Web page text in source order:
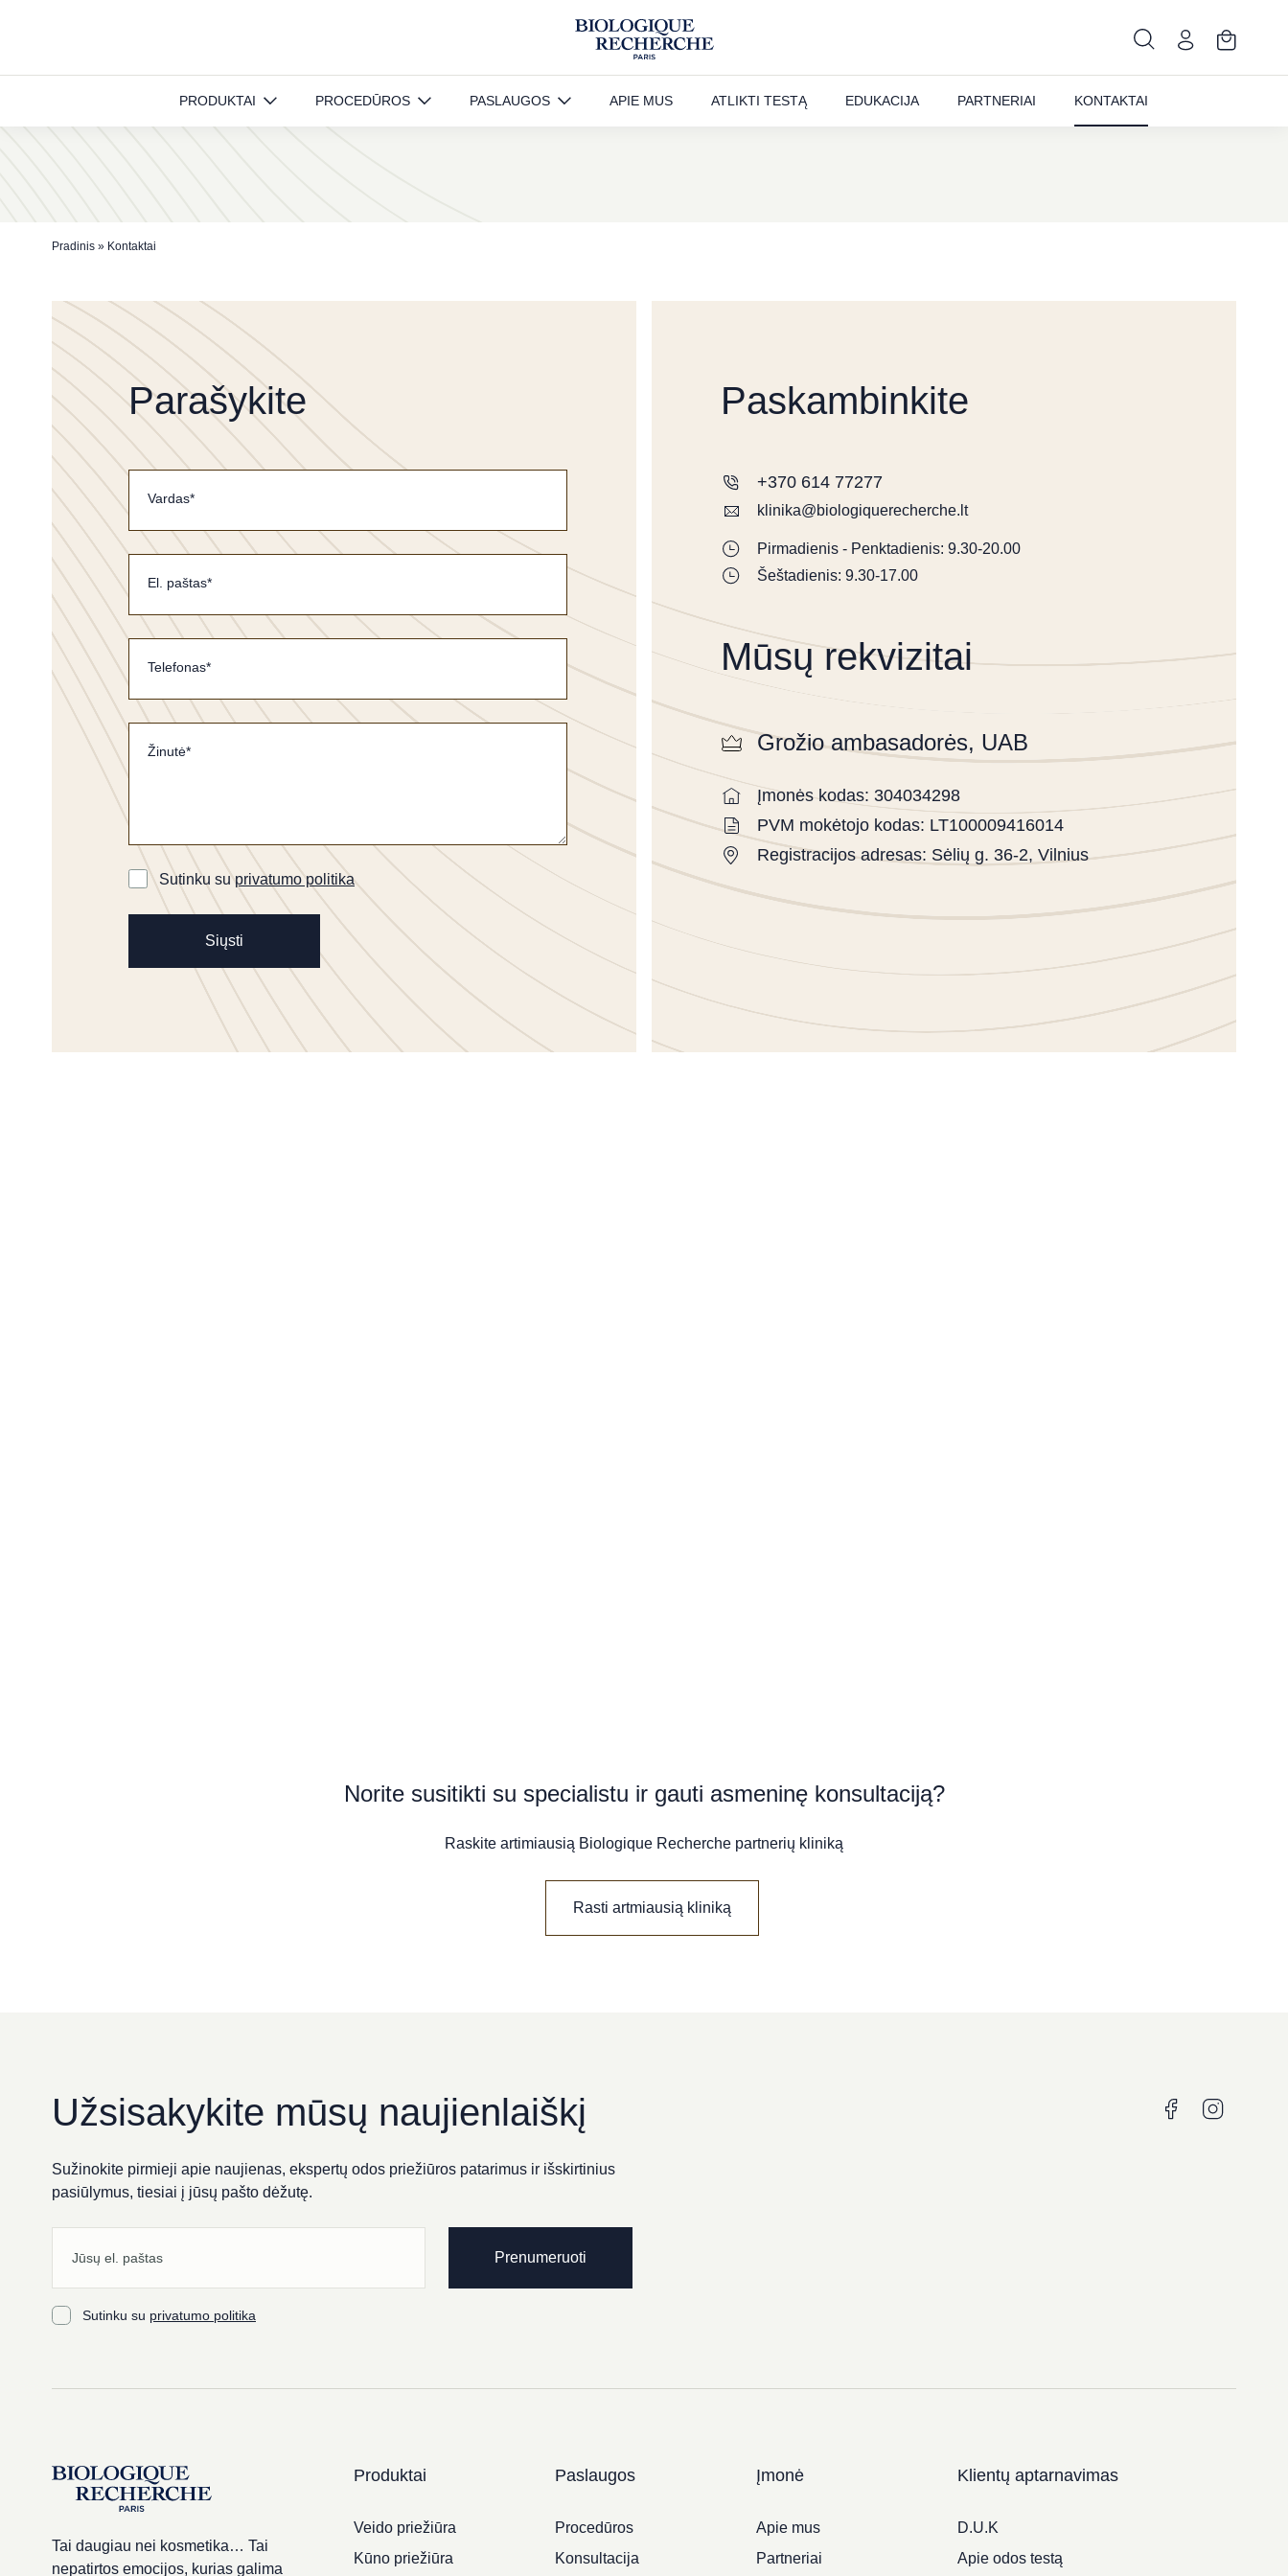
PRODUKTAI PROCEDŪROS PASLAUGOS APIE MUS ATLIKTI TESTĄ EDUKACIJA PARTNERIAI KONTAKTAI
Kontaktai
ir padėti jums atrasti „Biologique Recherche“.
Pradinis » Kontaktai
Parašykite
Vardas*
El. paštas*
Telefonas*
Žinutė*
Sutinku suprivatumo politika
Paskambinkite
+370 614 77277
klinika@biologiquerecherche.lt
Pirmadienis - Penktadienis: 9.30-20.00
Šeštadienis: 9.30-17.00
Mūsų rekvizitai
Grožio ambasadorės, UAB
Įmonės kodas: 304034298
PVM mokėtojo kodas: LT100009416014
Registracijos adresas: Sėlių g. 36-2, Vilnius
Norite susitikti su specialistu ir gauti asmeninę konsultaciją?
Raskite artimiausią Biologique Recherche partnerių kliniką
Rasti artmiausią kliniką
Užsisakykite mūsų naujienlaiškį
Sužinokite pirmieji apie naujienas, ekspertų odos priežiūros patarimus ir išskirtinius
pasiūlymus, tiesiai į jūsų pašto dėžutę.
Prenumeruoti
Sutinku su privatumo politika
Tai daugiau nei kosmetika… Tai
nepatirtos emocijos, kurias galima
Produktai
Veido priežiūra
Kūno priežiūra
Paslaugos
Procedūros
Konsultacija
Įmonė
Apie mus
Partneriai
Klientų aptarnavimas
D.U.K
Apie odos testą